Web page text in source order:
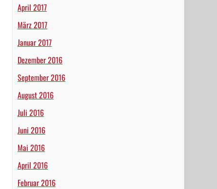
April 2017
März 2017
Januar 2017
Dezember 2016
September 2016
August 2016
Juli 2016
Juni 2016
Mai 2016
April 2016
Februar 2016